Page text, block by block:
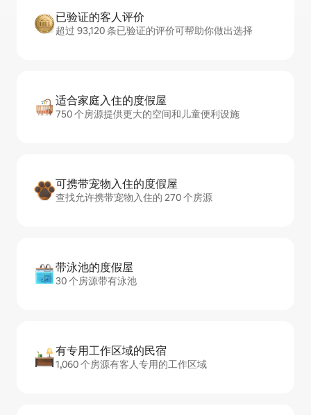
已验证的客人评价
超过 93,120 条已验证的评价可帮助你做出选择
适合家庭入住的度假屋
750 个房源提供更大的空间和儿童便利设施
可携带宠物入住的度假屋
查找允许携带宠物入住的 270 个房源
带泳池的度假屋
30 个房源带有泳池
有专用工作区域的民宿
1,060 个房源有客人专用的工作区域